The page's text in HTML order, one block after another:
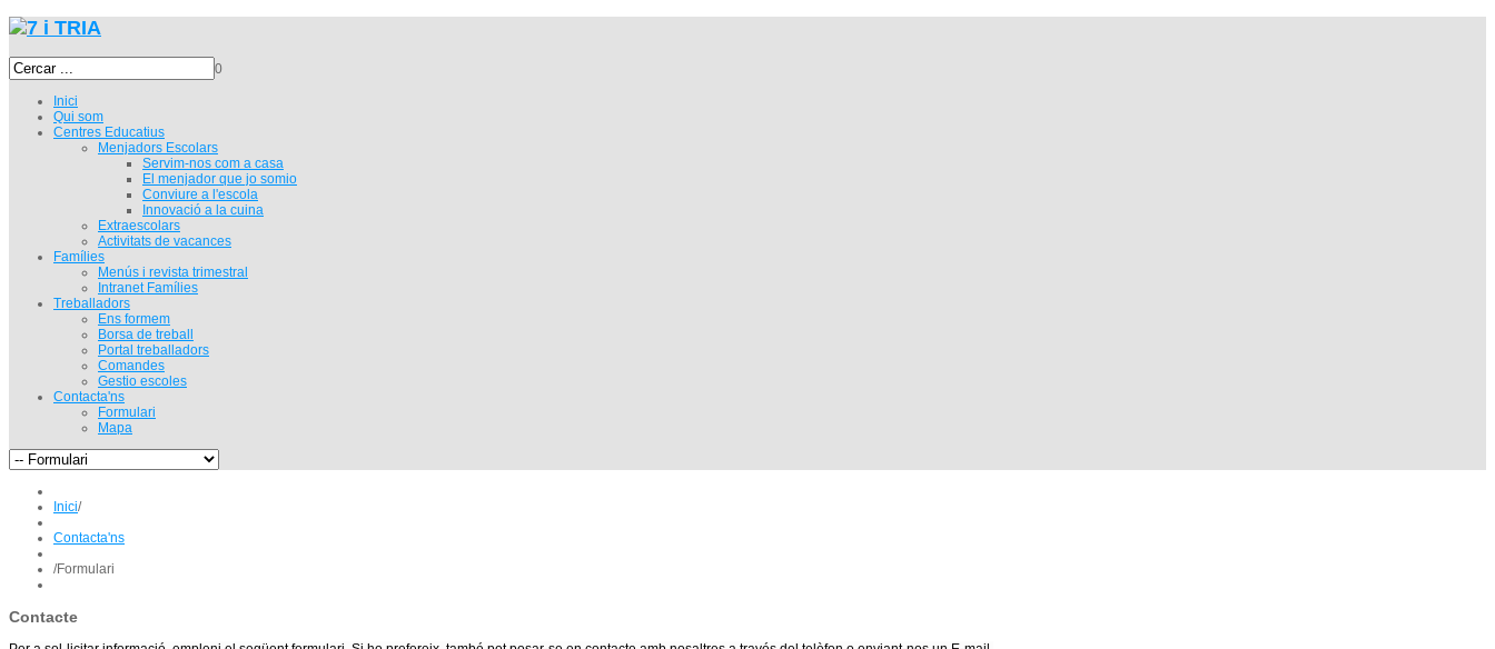
0
Inici
Qui som
Centres Educatius
Menjadors Escolars
Servim-nos com a casa
El menjador que jo somio
Conviure a l'escola
Innovació a la cuina
Extraescolars
Activitats de vacances
Famílies
Menús i revista trimestral
Intranet Famílies
Treballadors
Ens formem
Borsa de treball
Portal treballadors
Comandes
Gestio escoles
Contacta'ns
Formulari
Mapa
Inici/
Contacta'ns
/Formulari
Contacte